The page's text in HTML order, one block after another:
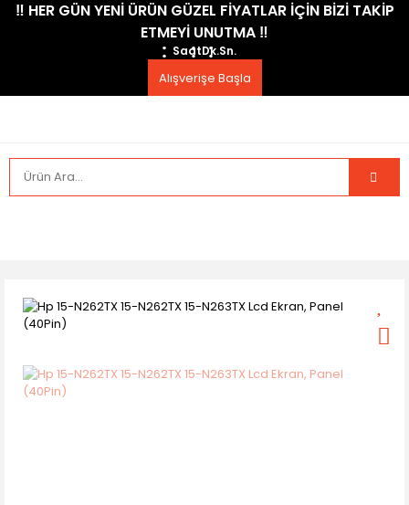
​‼️​ HER GÜN YENİ ÜRÜN GÜZEL FİYATLAR İÇİN BİZİ TAKİP
ETMEYİ UNUTMA ​‼️​
SaatDk.Sn.
Alışverişe Başla